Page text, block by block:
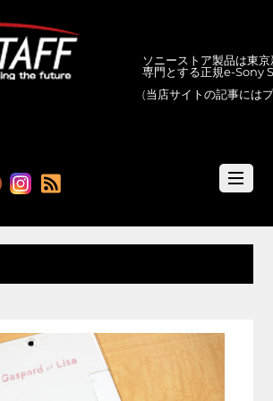
ソニーストア製品は東
専門とする正規e-Sony
(当店サイトの記事には